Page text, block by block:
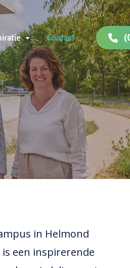
Contact
in Helmond
een inspirerende